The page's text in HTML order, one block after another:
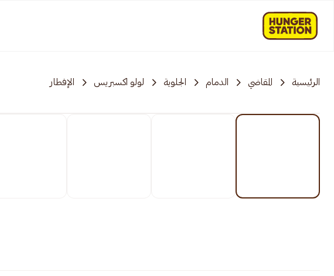
الرئيسية المقاضي الدمام الجلوية لولو اكسبريس الإفطار